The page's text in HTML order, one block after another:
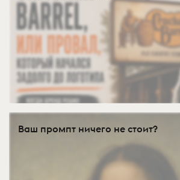
Ваш промпт ничего не стоит?